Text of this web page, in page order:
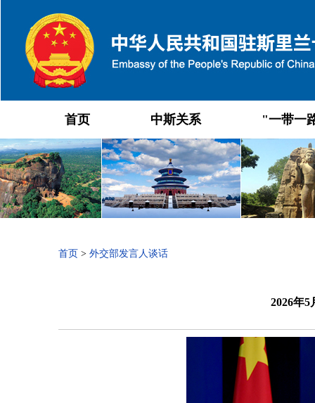
首页 中斯关系 "一带一
首页 > 外交部发言人谈话
2026年